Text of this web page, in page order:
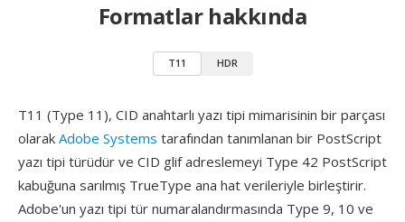
Formatlar hakkında
T11 HDR
T11 (Type 11), CID anahtarlı yazı tipi mimarisinin bir parçası
olarak Adobe Systems tarafından tanımlanan bir PostScript
yazı tipi türüdür ve CID glif adreslemeyi Type 42 PostScript
kabuğuna sarılmış TrueType ana hat verileriyle birleştirir.
Adobe'un yazı tipi tür numaralandırmasında Type 9, 10 ve